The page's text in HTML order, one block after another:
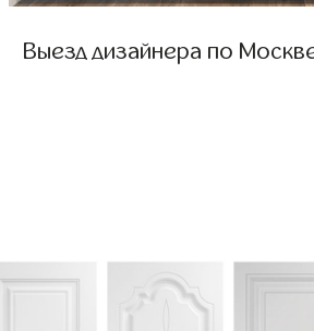
Выезд дизайнера по